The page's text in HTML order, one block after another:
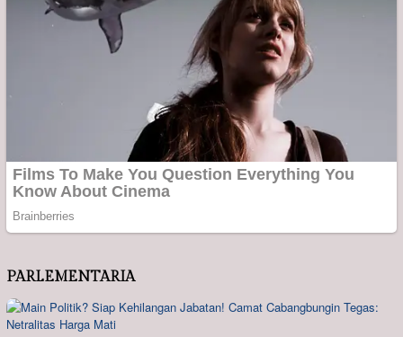
PARLEMENTARIA